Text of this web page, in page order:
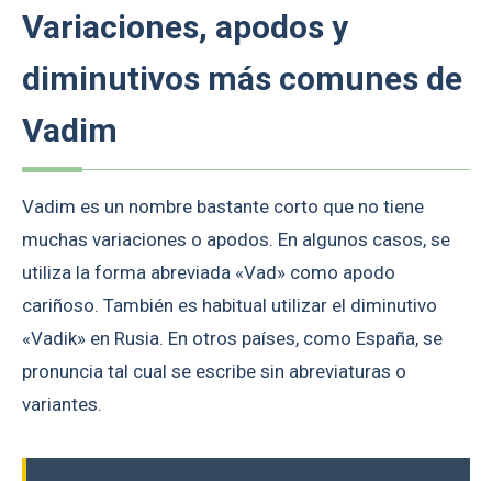
Variaciones, apodos y
diminutivos más comunes de
Vadim
Vadim es un nombre bastante corto que no tiene
muchas variaciones o apodos. En algunos casos, se
utiliza la forma abreviada «Vad» como apodo
cariñoso. También es habitual utilizar el diminutivo
«Vadik» en Rusia. En otros países, como España, se
pronuncia tal cual se escribe sin abreviaturas o
variantes.